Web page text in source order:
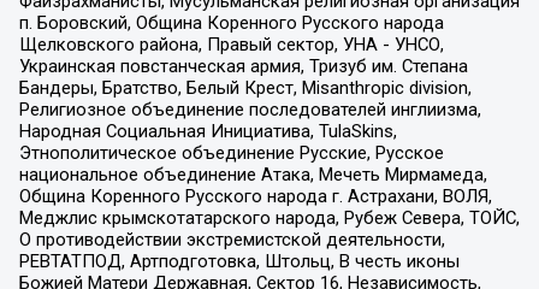
п. Боровский, Община Коренного Русского народа
Щелковского района, Правый сектор, УНА - УНСО,
Украинская повстанческая армия, Тризуб им. Степана
Бандеры, Братство, Белый Крест, Misanthropic division,
Религиозное объединение последователей инглиизма,
Народная Социальная Инициатива, TulaSkins,
Этнополитическое объединение Русские, Русское
национальное объединение Атака, Мечеть Мирмамеда,
Община Коренного Русского народа г. Астрахани, ВОЛЯ,
Меджлис крымскотатарского народа, Рубеж Севера, ТОЙС,
О противодействии экстремистской деятельности,
РЕВТАТПОД, Артподготовка, Штольц, В честь иконы
Божией Матери Державная, Сектор 16, Независимость,